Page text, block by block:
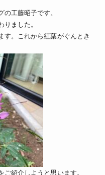
工藤昭子です。
ました。
す。これから紅葉がぐんとき
紹介しようと思います。